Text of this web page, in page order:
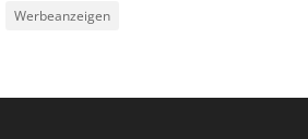
Werbeanzeigen